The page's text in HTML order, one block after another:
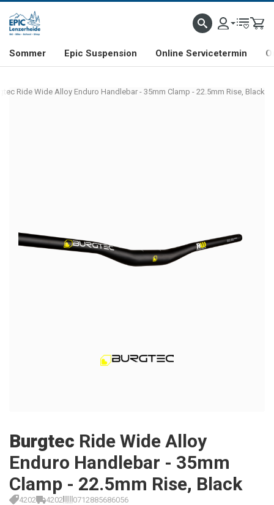
& FREERIDE-SPEZIALIST SCHWEIZER FIRMA SHOP & SHOWROOM IN
Sommer Epic Suspension Online Servicetermin
Ride Wide Alloy Enduro Handlebar - 35mm Clamp - 22.5mm Rise, Black
Burgtec Ride Wide Alloy
Enduro Handlebar - 35mm
Clamp - 22.5mm Rise, Black
4202 4202 0712885686056